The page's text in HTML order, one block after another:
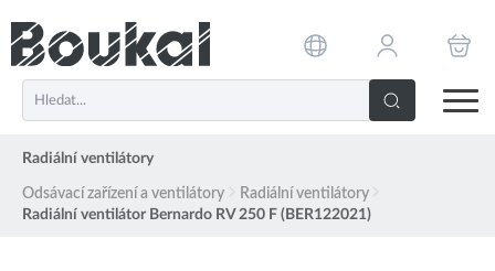
Radiální ventilátory
Odsávací zařízení a ventilátory
Radiální ventilátory
Radiální ventilátor Bernardo RV 250 F (BER122021)